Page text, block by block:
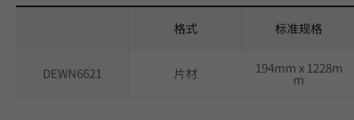
格式 标准规格
DEWN6621 片材 194mm x 1228m
m